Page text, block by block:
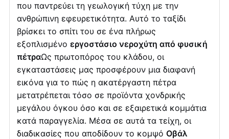
που παντρεύει τη γεωλογική τύχη με την
ανθρώπινη εφευρετικότητα. Αυτό το ταξίδι
βρίσκει το σπίτι του σε ένα πλήρως
εξοπλισμένο εργοστάσιο νεροχύτη από φυσική
πέτραΩς πρωτοπόρος του κλάδου, οι
εγκαταστάσεις μας προσφέρουν μια διαφανή
εικόνα για το πώς η ακατέργαστη πέτρα
μετατρέπεται τόσο σε προϊόντα χονδρικής
μεγάλου όγκου όσο και σε εξαιρετικά κομμάτια
κατά παραγγελία. Μέσα σε αυτά τα τείχη, οι
διαδικασίες που αποδίδουν το κομψό Οβάλ